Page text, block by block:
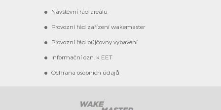
Návštěvní řád areálu
Provozní řád zařízení wakemaster
Provozní řád půjčovny vybavení
Informační ozn. k EET
Ochrana osobních údajů